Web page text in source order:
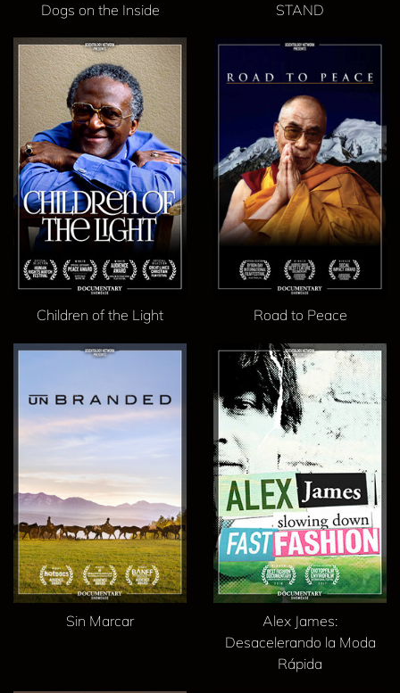
Dogs on the Inside STAND
Children of the Light Road to Peace
Sin Marcar
Alex James:
Desacelerando la Moda
Rápida